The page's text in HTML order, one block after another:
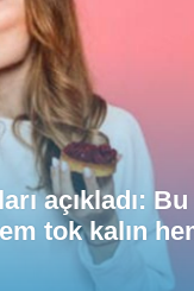
uzmanları
hem